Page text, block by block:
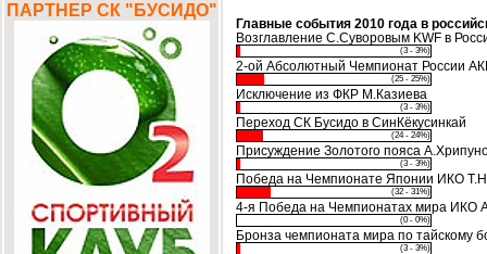
ПАРТНЕР СК "БУСИДО"
Главные события 2010 года в
Возглавление С.Суворовым KWF в
(3 - 3%)
2-ой Абсолютный Чемпионат России
(25 - 25%)
Исключение из ФКР М.Казиева
(3 - 3%)
Переход СК Бусидо в СинКёкусинкай
(24 - 24%)
Присуждение Золотого пояса
(3 - 3%)
Победа на Чемпионате Японии ИКО
(32 - 31%)
4-я Победа на Чемпионатах мира ИКО
(0 - 0%)
Бронза чемпионата мира по тайскому
(3 - 3%)